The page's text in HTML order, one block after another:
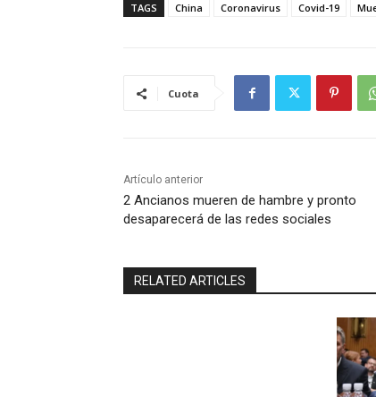
TAGS China Coronavirus Covid-19
Cuota
Artículo anterior
2 Ancianos mueren de hambre y pronto
desaparecerá de las redes sociales
RELATED ARTICLES